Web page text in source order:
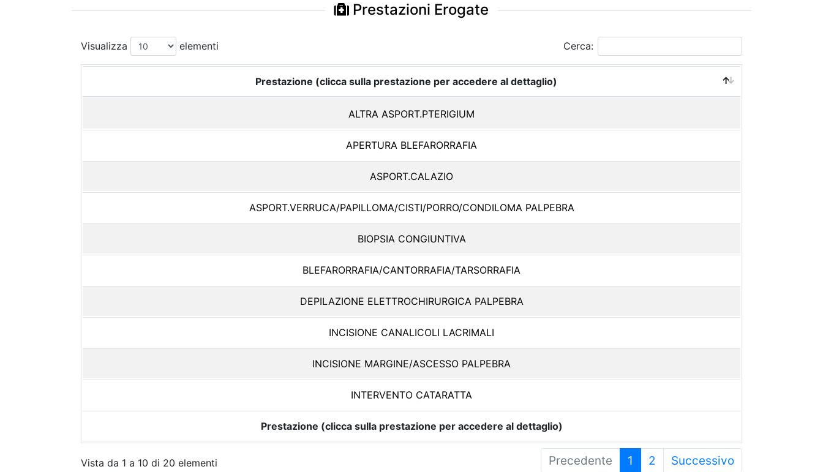
Prestazioni Erogate
Visualizza elementi Cerca:
Prestazione (clicca sulla prestazione per accedere al dettaglio)
ALTRA ASPORT.PTERIGIUM
APERTURA BLEFARORRAFIA
ASPORT.CALAZIO
ASPORT.VERRUCA/PAPILLOMA/CISTI/PORRO/CONDILOMA PALPEBRA
BIOPSIA CONGIUNTIVA
BLEFARORRAFIA/CANTORRAFIA/TARSORRAFIA
DEPILAZIONE ELETTROCHIRURGICA PALPEBRA
INCISIONE CANALICOLI LACRIMALI
INCISIONE MARGINE/ASCESSO PALPEBRA
INTERVENTO CATARATTA
Prestazione (clicca sulla prestazione per accedere al dettaglio)
Vista da 1 a 10 di 20 elementi Precedente 1 2 Successivo